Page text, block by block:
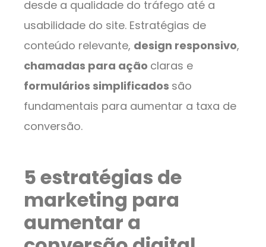
desde a qualidade do tráfego até a
usabilidade do site. Estratégias de
conteúdo relevante, design responsivo,
chamadas para ação claras e
formulários simplificados são
fundamentais para aumentar a taxa de
conversão.
5 estratégias de
marketing para
aumentar a